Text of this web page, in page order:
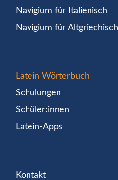
Navigium für Italienisch
Navigium für Altgriechisch
Latein Wörterbuch
Schulungen
Schüler:innen
Latein-Apps
Kontakt